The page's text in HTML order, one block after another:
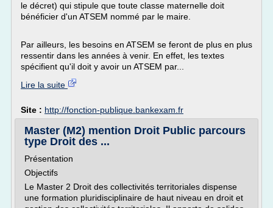
le décret) qui stipule que toute classe maternelle doit
bénéficier d'un ATSEM nommé par le maire.
Par ailleurs, les besoins en ATSEM se feront de plus en plus
ressentir dans les années à venir. En effet, les textes
spécifient qu'il doit y avoir un ATSEM par...
Lire la suite
Site : http://fonction-publique.bankexam.fr
Master (M2) mention Droit Public parcours
type Droit des ...
Présentation
Objectifs
Le Master 2 Droit des collectivités territoriales dispense
une formation pluridisciplinaire de haut niveau en droit et